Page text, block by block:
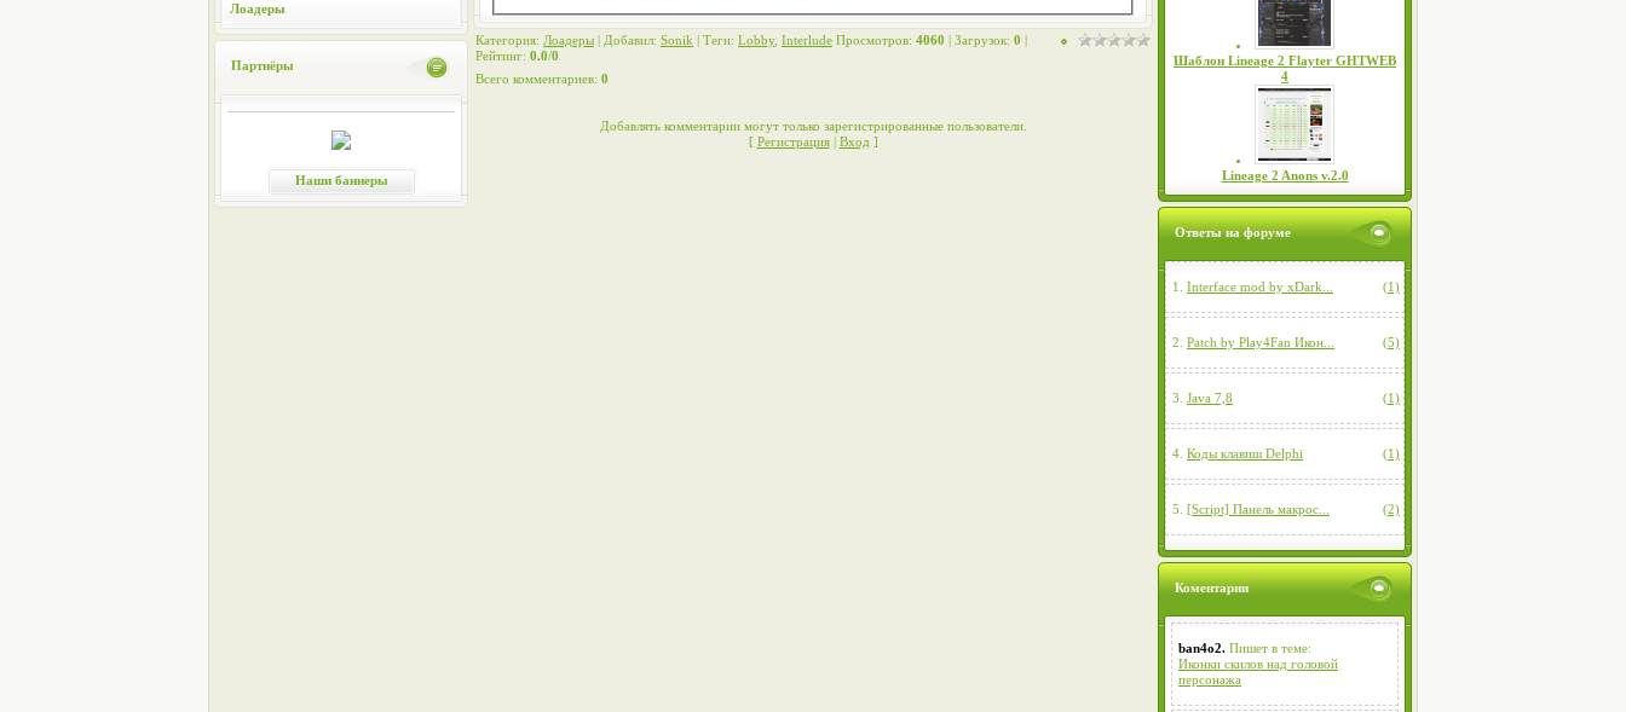
Лоадеры
Партнёры
Наши баннеры
Шаблон Lineage 2 Flayter GHTWEB
4
Lineage 2 Anons v.2.0
Ответы на форуме
1. Interface mod by xDark... (1)
2. Patch by Play4Fan Икон... (5)
3. Java 7,8 (1)
4. Коды клавиш Delphi (1)
5. [Script] Панель макрос... (2)
Коментарии
ban4o2. Пишет в теме:
Иконки скилов над головой
персонажа
Категория: Лоадеры | Добавил: Sonik | Теги: Lobby, Interlude Просмотров: 4060 | Загрузок: 0 |
Рейтинг: 0.0/0
Всего комментариев: 0
Добавлять комментарии могут только зарегистрированные пользователи.
[ Регистрация| Вход ]